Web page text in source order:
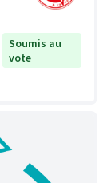
Soumis au
vote